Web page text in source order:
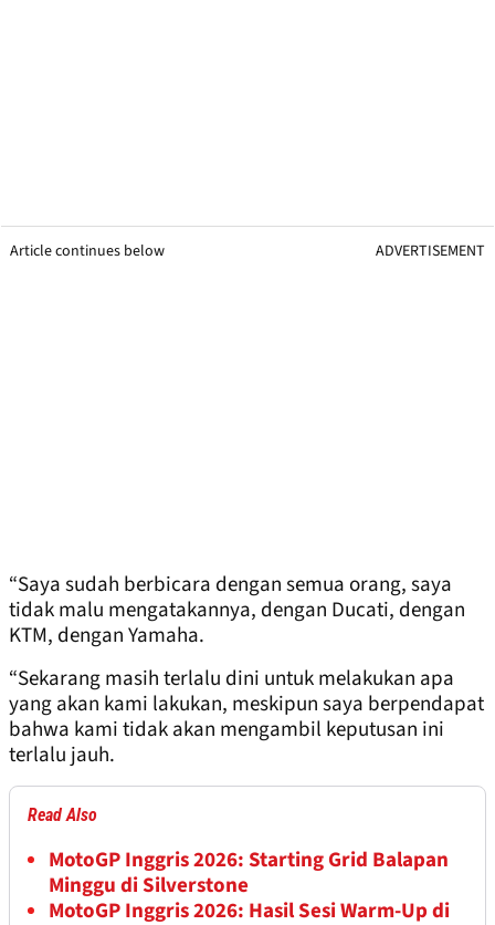
Article continues below ADVERTISEMENT
“Saya sudah berbicara dengan semua orang, saya
tidak malu mengatakannya, dengan Ducati, dengan
KTM, dengan Yamaha.
“Sekarang masih terlalu dini untuk melakukan apa
yang akan kami lakukan, meskipun saya berpendapat
bahwa kami tidak akan mengambil keputusan ini
terlalu jauh.
Read Also
MotoGP Inggris 2026: Starting Grid Balapan
Minggu di Silverstone
MotoGP Inggris 2026: Hasil Sesi Warm-Up di